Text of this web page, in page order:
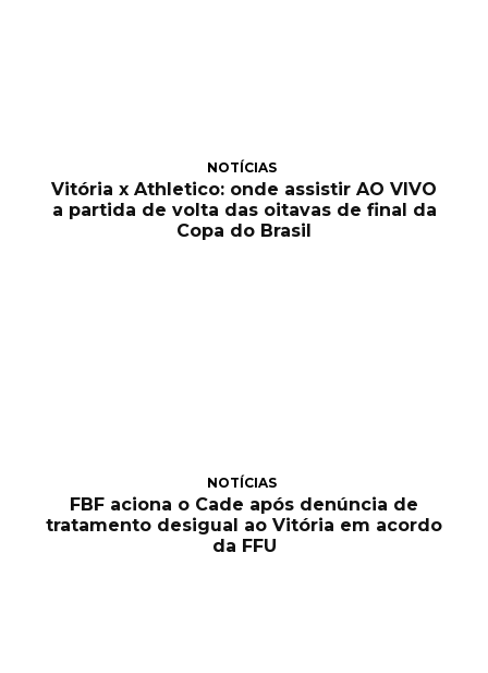
NOTÍCIAS
Vitória x Athletico: onde assistir AO VIVO
a partida de volta das oitavas de final da
Copa do Brasil
NOTÍCIAS
FBF aciona o Cade após denúncia de
tratamento desigual ao Vitória em acordo
da FFU